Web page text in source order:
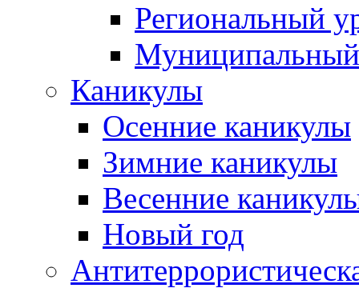
Региональный
Каникулы
Осенние каникулы
Зимние каникулы
Весенние
Новый год